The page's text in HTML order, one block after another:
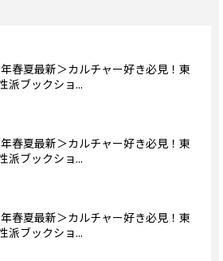
春夏最新＞カルチャー好き必見！東
派ブックショ...
春夏最新＞カルチャー好き必見！東
派ブックショ...
春夏最新＞カルチャー好き必見！東
派ブックショ...